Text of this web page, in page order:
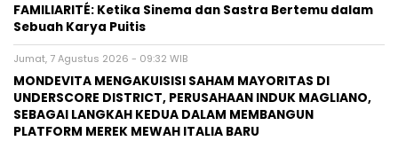
FAMILIARITÉ: Ketika Sinema dan Sastra Bertemu dalam
Sebuah Karya Puitis
Jumat, 7 Agustus 2026 - 09:32 WIB
MONDEVITA MENGAKUISISI SAHAM MAYORITAS DI
UNDERSCORE DISTRICT, PERUSAHAAN INDUK MAGLIANO,
SEBAGAI LANGKAH KEDUA DALAM MEMBANGUN
PLATFORM MEREK MEWAH ITALIA BARU